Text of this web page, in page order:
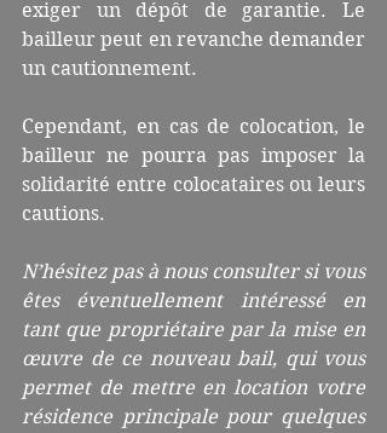
exiger un dépôt de garantie. Le
bailleur peut en revanche demander
un cautionnement.
Cependant, en cas de colocation, le
bailleur ne pourra pas imposer la
solidarité entre colocataires ou leurs
cautions.
N’hésitez pas à nous consulter si vous
êtes éventuellement intéressé en
tant que propriétaire par la mise en
œuvre de ce nouveau bail, qui vous
permet de mettre en location votre
résidence principale pour quelques